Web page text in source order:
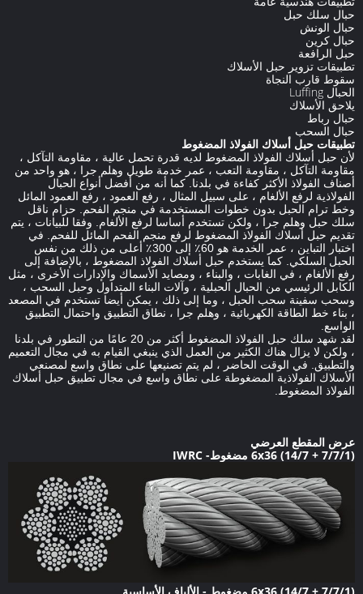
حبال سلك حبل
حبال الونش
حبال كرين
حبل الرافعة
تطبيقات تزوير حبل الأسلاك
سقوط قارب النجاة
الحبال Luffing
يلاحق الأسلاك
حبال رباط
حبال السحب
تطبيقات حبل أسلاك الفولاذ المضغوط
لأن حبل أسلاك الفولاذ المضغوط لديه قدرة تحمل عالية ، مقاومة التآكل ،
مقاومة التآكل ، مقاومة التعب ، عمر خدمة طويل وهلم جرا ، هو واحد من
أصناف الفولاذ الأكثر كفاءة في بلدنا. كما أنه من أفضل أنواع الحبال
الفولاذية لرفع الألغام ، على سبيل المثال ، رفع العمود ، رفع العمود المائل
وخط ترام الحبل بدون خطوات المستخدمة في منجم الفحم.
حزام ناقل
سلك حبل وهلم جرا ، ولكن تستخدم أساسا لرفع الألغام.
وفقا للبيانات ، يتم
تقديم حبل أسلاك الفولاذ المضغوط لرفع منجم الفحم المائل للفحم.
في
اختبار التباين ، عمر الخدمة هو 60٪ إلى 300٪ أعلى من ذلك من نفس
الحبل السلكي. كما يستخدم حبل أسلاك الفولاذ المضغوط ، بالإضافة إلى
رفع الألغام ، في الغابات ، والبناء ، ومصايد الأسماك والإدارات الأخرى ، مثل
الكابل الرئيسي من الحبال الحبلية ، وآلات البناء المتداول وحبل السحب ،
وسحب سفينة سحب الحبل ، وما إلى ذلك ، يمكن أيضا تستخدم في المصعد
، بناء خط الطاقة الكهربائية ، وهلم جرا ، نطاق التطبيق واحتمال التطبيق
الواسع.
لقد شهد سلك حبل الفولاذ المضغوط أكثر من 20 عامًا من التطور في بلدنا
، ولكن لا يزال هناك الكثير من العمل الذي ينبغي القيام به في مجال التعميم
والتطبيق.
في الوقت الحاضر ، لم يتم تصنيعها على نطاق واسع لمصنعي
الأسلاك الفولاذية المضغوطة على نطاق واسع في مجال تطبيق حبل أسلاك
الفولاذ المضغوط.
عرض المقطع العرضي
6x36 (14/7 + 7/7/1) مضغوط- IWRC
6x36 (14/7 + 7/7/1) مضغوط - الألياف الأساسية